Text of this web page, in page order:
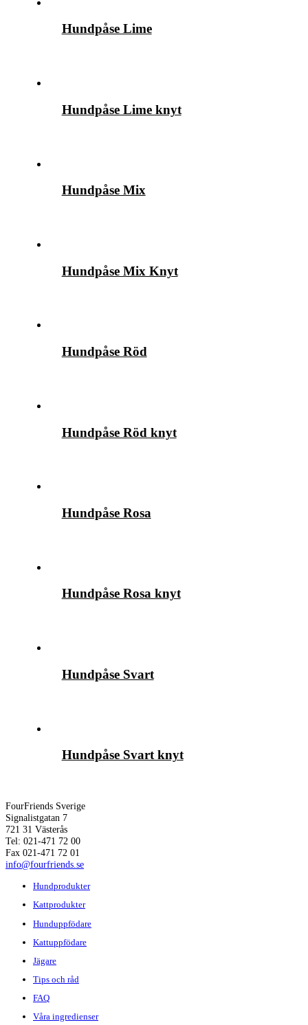
Hundpåse Lime
Hundpåse Lime knyt
Hundpåse Mix
Hundpåse Mix Knyt
Hundpåse Röd
Hundpåse Röd knyt
Hundpåse Rosa
Hundpåse Rosa knyt
Hundpåse Svart
Hundpåse Svart knyt
FourFriends Sverige
Signalistgatan 7
721 31 Västerås
Tel: 021-471 72 00
Fax 021-471 72 01
info@fourfriends.se
Hundprodukter
Kattprodukter
Hunduppfödare
Kattuppfödare
Jägare
Tips och råd
FAQ
Våra ingredienser